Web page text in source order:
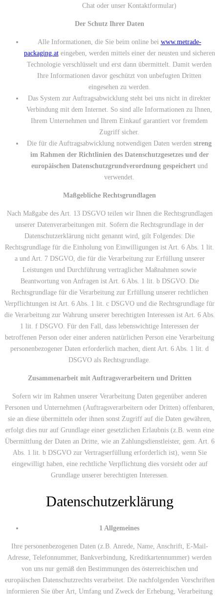
Chat oder unser Kontaktformular)
Der Schutz Ihrer Daten
Alle Informationen, die Sie beim online bei www.metrade-
packaging.ateingeben, werden mittels einer der neusten und sicheren
Technologie verschlüsselt und erst dann übermittelt. Damit werden
Ihre Informationen davor geschützt von unbefugten Dritten
eingesehen zu werden.
Das System zur Auftragsabwicklung steht bei uns nicht in direkter
Verbindung mit dem Internet. So sind alle Informationen zu Ihnen,
Ihrem Unternehmen und Ihrem Einkauf garantiert vor fremdem
Zugriff sicher.
Die für die Auftragsabwicklung notwendigen Daten werden streng
im Rahmen der Richtlinien des Datenschutzgesetzes und der
europäischen Datenschutzgrundverordnung gespeichertund
verwendet.
Maßgebliche Rechtsgrundlagen
Nach Maßgabe des Art. 13 DSGVO teilen wir Ihnen die Rechtsgrundlagen
unserer Datenverarbeitungen mit. Sofern die Rechtsgrundlage in der
Datenschutzerklärung nicht genannt wird, gilt Folgendes: Die
Rechtsgrundlage für die Einholung von Einwilligungen ist Art. 6 Abs. 1 lit.
a und Art. 7 DSGVO, die für die Verarbeitung zur Erfüllung unserer
Leistungen und Durchführung vertraglicher Maßnahmen sowie
Beantwortung von Anfragen ist Art. 6 Abs. 1 lit. b DSGVO. Die
Rechtsgrundlage für die Verarbeitung zur Erfüllung unserer rechtlichen
Verpflichtungen ist Art. 6 Abs. 1 lit. c DSGVO und die Rechtsgrundlage für
die Verarbeitung zur Wahrung unserer berechtigten Interessen ist Art. 6 Abs.
1 lit. f DSGVO. Für den Fall, dass lebenswichtige Interessen der
betroffenen Person oder einer anderen natürlichen Person eine Verarbeitung
personenbezogener Daten erforderlich machen, dient Art. 6 Abs. 1 lit. d
DSGVO als Rechtsgrundlage.
Zusammenarbeit mit Auftragsverarbeitern und Dritten
Sofern wir im Rahmen unserer Verarbeitung Daten gegenüber anderen
Personen und Unternehmen (Auftragsverarbeitern oder Dritten) offenbaren,
sie an diese übermitteln oder ihnen sonst Zugriff auf die Daten gewähren,
erfolgt dies nur auf Grundlage einer gesetzlichen Erlaubnis (z.B. wenn eine
Übermittlung der Daten an Dritte, wie an Zahlungsdienstleister, gem. Art. 6
Abs. 1 lit. b DSGVO zur Vertragserfüllung erforderlich ist), wenn Sie
eingewilligt haben, eine rechtliche Verpflichtung dies vorsieht oder auf
Grundlage unserer berechtigten Interessen.
Datenschutzerklärung
1 Allgemeines
Ihre personenbezogenen Daten (z.B. Anrede, Name, Anschrift, E-Mail-
Adresse, Telefonnummer, Bankverbindung, Kreditkartennummer) werden
von uns nur gemäß den Bestimmungen des österreichischen und
europäischen Datenschutzrechts verarbeitet. Die nachfolgenden Vorschriften
informieren Sie über Art, Umfang und Zweck der Erhebung, Verarbeitung